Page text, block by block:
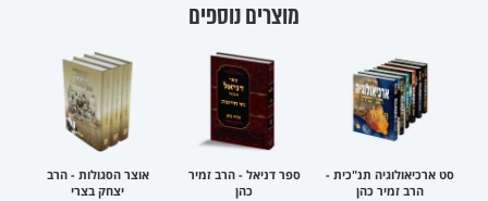
מוצרים נוספים
סט ארכיאולוגיה תנ"כית -
הרב זמיר כהן
ספר דניאל - הרב זמיר
כהן
אוצר הסגולות - הרב
יצחק בצרי